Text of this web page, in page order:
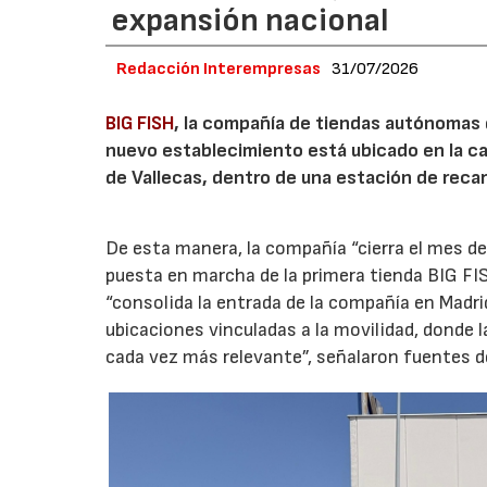
expansión nacional
Redacción Interempresas 31/07/2026
BIG FISH, la compañía de tiendas
nuevo establecimiento está ubicado en la
de Vallecas, dentro de una estación de
De esta manera, la compañía “cierra el mes
puesta en marcha de la primera tienda BIG
“consolida la entrada de la compañía en
ubicaciones vinculadas a la movilidad,
cada vez más relevante”, señalaron fuentes